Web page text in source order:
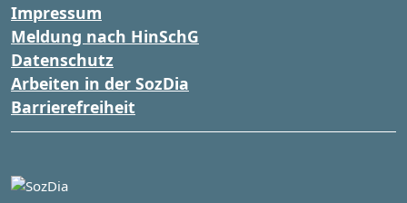
Impressum
Meldung nach HinSchG
Datenschutz
Arbeiten in der SozDia
Barrierefreiheit